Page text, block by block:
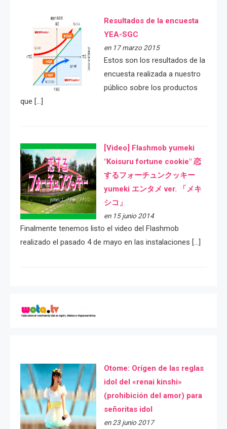
Resultados de la encuesta
YEA-SGC
en 17 marzo 2015
Estos son los resultados de la
encuesta realizada a nuestro
público sobre los productos
que […]
[Video] Flashmob yumeki
"Koisuru fortune cookie" 恋
するフォーチュンクッキー
yumeki エンタメ ver. 「メキ
シコ」
en 15 junio 2014
Finalmente tenemos listo el video del Flashmob
realizado el pasado 4 de mayo en las instalaciones […]
Otome: Orígen de las reglas
idol del «renai kinshi»
(prohibición del amor) para
señoritas idol
en 23 junio 2017